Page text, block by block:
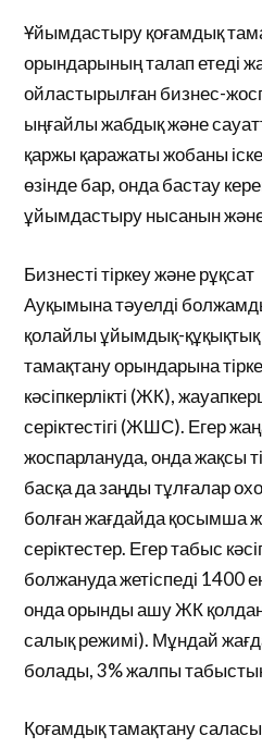
Ұйымдастыру қоғамдық
орындарының талап етеді
ойластырылған бизнес-
ыңғайлы жабдық және
қаржы қаражаты жобаны
өзінде бар, онда бастау
ұйымдастыру нысанын және
Бизнесті тіркеу және рұқсат
Ауқымына тәуелді
қолайлы ұйымдық-
тамақтану орындарына
кәсіпкерлікті (ЖК),
серіктестігі (ЖШС). Егер
жоспарлануда, онда жақсы
басқа да заңды тұлғалар
болған жағдайда қосымша
серіктестер. Егер табыс
болжануда жетіспеді 1400
онда орынды ашу ЖК
салық режимі). Мұндай
болады, 3% жалпы
Қоғамдық тамақтану саласы